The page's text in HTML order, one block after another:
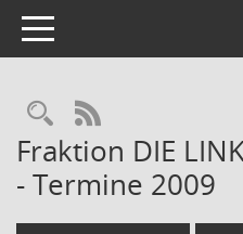
Toggle navigation
RSS-Feed
Fraktion DIE
- Termine 2009